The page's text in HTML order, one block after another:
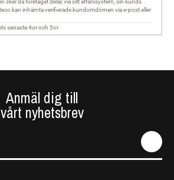
Anmäl dig till
vårt nyhetsbrev
SEN